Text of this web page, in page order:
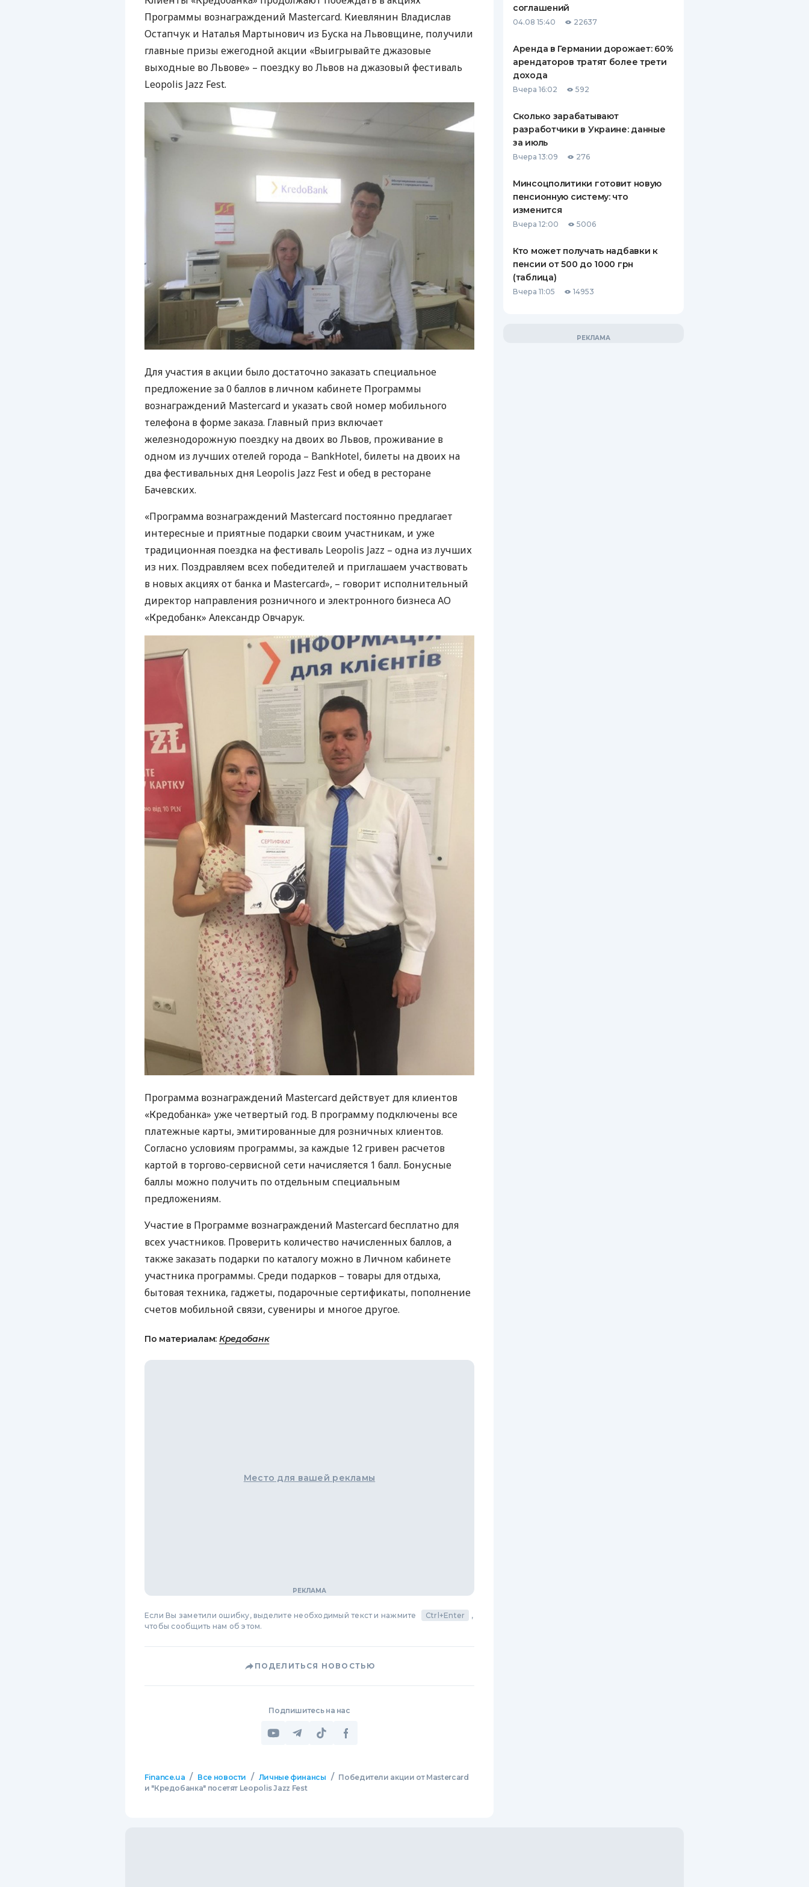
ЕЖЕМЕСЯЧНЫЙ ОБЗОР
КЕШБЭКА
ПУТЕВОДИТЕЛИ ПО
БАНКОВСКИМ КАРТАМ
ПУТЕВОДИТЕЛИ ПО
ВСЕ СТРАХОВЫЕ ПОЛИСЫ
СТРАХОВЫЕ КОМПАНИИ
КОМПАНИЯХ
КОНТАКТЫ
Программы вознаграждений Mastercard. Киевлянин Владислав
Остапчук и Наталья Мартынович из Буска на Львовщине, получили
главные призы ежегодной акции «Выигрывайте джазовые
выходные во Львове» – поездку во Львов на джазовый фестиваль
Leopolis Jazz Fest.
Для участия в акции было достаточно заказать специальное
предложение за 0 баллов в личном кабинете Программы
вознаграждений Mastercard и указать свой номер мобильного
телефона в форме заказа. Главный приз включает
железнодорожную поездку на двоих во Львов, проживание в
одном из лучших отелей города – BankHotel, билеты на двоих на
два фестивальных дня Leopolis Jazz Fest и обед в ресторане
Бачевских.
«Программа вознаграждений Mastercard постоянно предлагает
интересные и приятные подарки своим участникам, и уже
традиционная поездка на фестиваль Leopolis Jazz – одна из лучших
из них. Поздравляем всех победителей и приглашаем участвовать
в новых акциях от банка и Mastercard», – говорит исполнительный
директор направления розничного и электронного бизнеса АО
«Кредобанк» Александр Овчарук.
Программа вознаграждений Mastercard действует для клиентов
«Кредобанка» уже четвертый год. В программу подключены все
платежные карты, эмитированные для розничных клиентов.
Согласно условиям программы, за каждые 12 гривен расчетов
картой в ​​торгово-сервисной сети начисляется 1 балл. Бонусные
баллы можно получить по отдельным специальным
предложениям.
Участие в Программе вознаграждений Mastercard бесплатно для
всех участников. Проверить количество начисленных баллов, а
также заказать подарки по каталогу можно в Личном кабинете
участника программы. Среди подарков – товары для отдыха,
бытовая техника, гаджеты, подарочные сертификаты, пополнение
счетов мобильной связи, сувениры и многое другое.
По материалам: Кредобанк
Место для вашей рекламы
Если Вы заметили ошибку, выделите необходимый текст и нажмите Ctrl+Enter
,
чтобы сообщить нам об этом.
ПОДЕЛИТЬСЯ НОВОСТЬЮ
Подпишитесь на нас
Finance.ua / Все новости / Личные финансы / Победители акции от Mastercard
и "Кредобанка" посетят Leopolis Jazz Fest
соглашений
04.08 15:40 22637
Аренда в Германии дорожает: 60%
арендаторов тратят более трети
дохода
Вчера 16:02 592
Сколько зарабатывают
разработчики в Украине: данные
за июль
Вчера 13:09 276
Минсоцполитики готовит новую
пенсионную систему: что
изменится
Вчера 12:00 5006
Кто может получать надбавки к
пенсии от 500 до 1000 грн
(таблица)
Вчера 11:05 14953